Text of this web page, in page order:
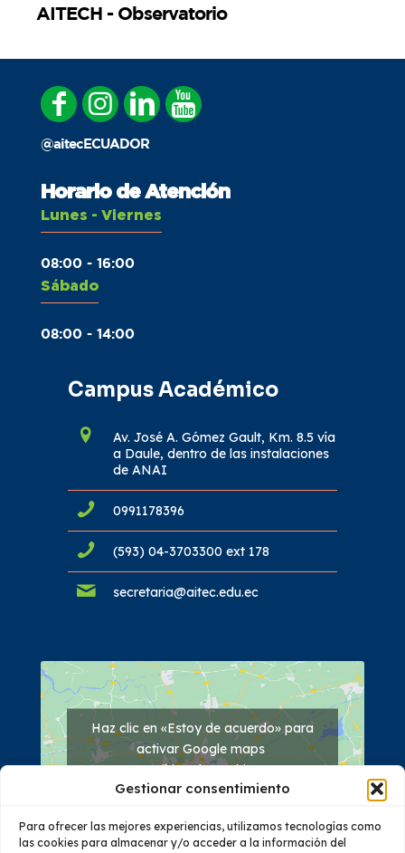
Gestionar consentimiento
Para ofrecer las mejores experiencias, utilizamos tecnologías como
las cookies para almacenar y/o acceder a la información del
AITECH - Observatorio
@aitecECUADOR
Horario de Atención
Lunes - Viernes
08:00 - 16:00
Sábado
08:00 - 14:00
Campus Académico
Av. José A. Gómez Gault, Km. 8.5 vía
a Daule, dentro de las instalaciones
de ANAI
0991178396
(593) 04-3703300 ext 178
secretaria@aitec.edu.ec
Haz clic en «Estoy de acuerdo» para
activar Google maps
Política de cookies